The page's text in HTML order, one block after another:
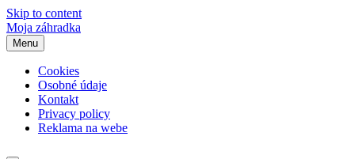
Skip to content
Moja záhradka
Menu
Cookies
Osobné údaje
Kontakt
Privacy policy
Reklama na webe